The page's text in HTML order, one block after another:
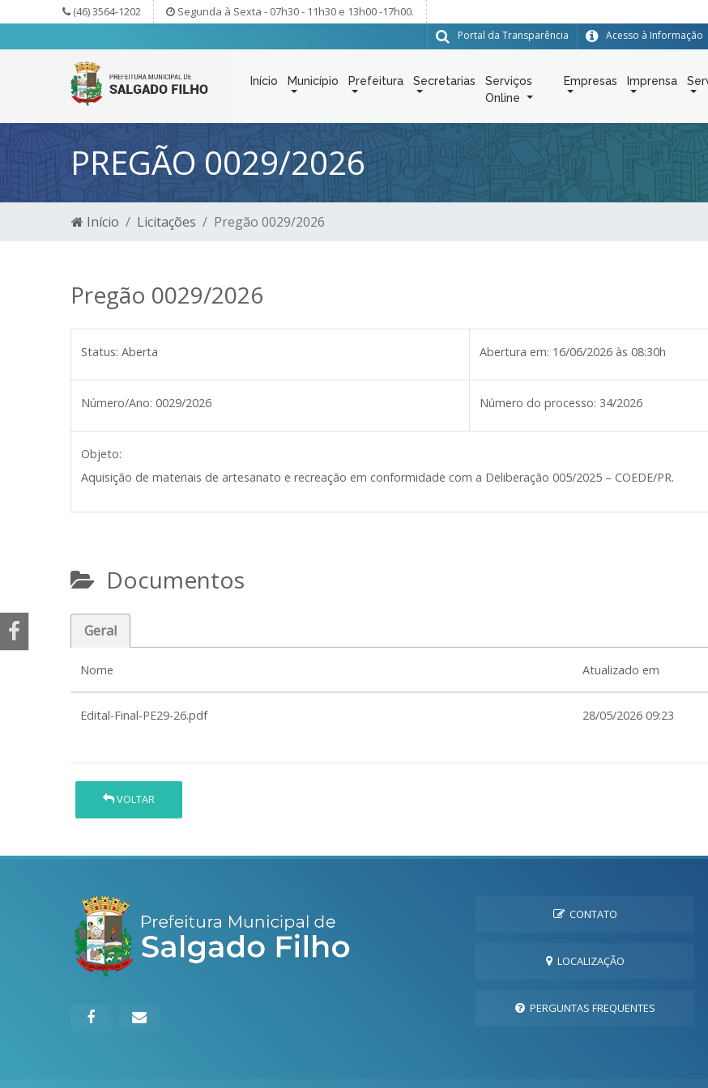
(46) 3564-1202 Segunda à Sexta - 07h30 - 11h30 e 13h00 -17h00.
Acesso à Informação
Portal da Transparência
Início Município Prefeitura Secretarias
Serviços
Online
Empresas Imprensa
PREGÃO 0029/2026
Início Licitações Pregão 0029/2026
Pregão 0029/2026
Status: Aberta Abertura em: 16/06/2026 às 08:30h
Número/Ano: 0029/2026 Número do processo: 34/2026
Objeto:
Aquisição de materiais de artesanato e recreação em conformidade com a Deliberação 005/2025 – COEDE/PR.
Documentos
Geral
Nome Atualizado em
Edital-Final-PE29-26.pdf 28/05/2026 09:23
VOLTAR
CONTATO
LOCALIZAÇÃO
PERGUNTAS FREQUENTES